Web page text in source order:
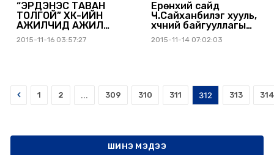
“ЭРДЭНЭС ТАВАН
ТОЛГОЙ” ХК-ИЙН
АЖИЛЧИД АЖИЛ
ХАЯЛТАА
ЗОГСООЛОО
2015-11-16 03:57:27
Ерөнхий сайд
Ч.Сайханбилэг хууль,
хүчний байгууллагын
удирдлагуудтай
уулзлаа
2015-11-14 07:02:03
Prev 1 2 ... 309 310 311 312 313 314
ШИНЭ МЭДЭЭ